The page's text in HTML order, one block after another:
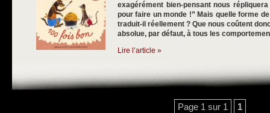
exagérément bien-pensant nous
pour faire un monde !” Mais quelle forme
traduit-il réellement ? Que nous coûtent
absolue, par défaut, à tous les
Lire l’article »
Page 1 sur 1 1